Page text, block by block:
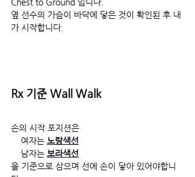
옆 선수의 가슴이 바닥에 닿은 것이 확인된 후 내
가 시작합니다.
Rx 기준 Wall Walk
손의 시작 포지션은
    여자는
노랑색선
    남자는
보라색선
을 기준으로 삼으며 선에 손이 닿아 있어야합니